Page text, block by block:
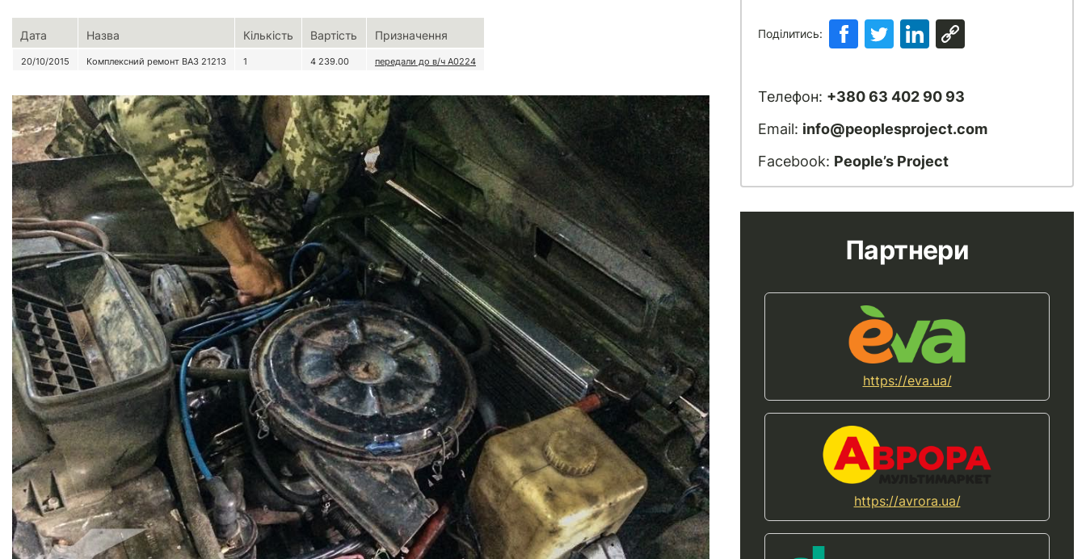
Дата Назва Кількість Вартість Призначення
20/10/2015 Комплексний ремонт ВАЗ 21213 1 4 239.00 передали до в/ч А0224
Поділитись:
Телефон: +380 63 402 90 93
Email: info@peoplesproject.com
Facebook: People’s Project
Партнери
https://eva.ua/
https://avrora.ua/